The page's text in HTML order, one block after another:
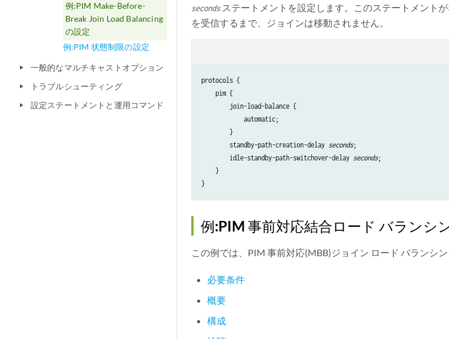
例:PIM Make-Before-
Break Join Load Balancing
の設定
例:PIM 状態制限の設定
play_arrow 一般的なマルチキャストオプション
play_arrow トラブルシューティング
play_arrow 設定ステートメントと運用コマンド
secondsステートメントを設定します。このステートメント
を受信するまで、ジョインは移動されません。
protocols {
    pim {
        join-load-balance {
            automatic;
        }
        standby-path-creation-delay
seconds;
        idle-standby-path-switchover-delay
seconds;
    }
例:PIM 事前対応結合ロード バランシ
この例では、PIM 事前対応(MBB)ジョイン ロード バランシ
必要条件
概要
構成